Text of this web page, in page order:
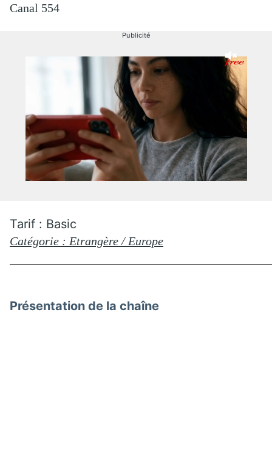
Canal 554
Publicité
Tarif : Basic
Catégorie : Etrangère / Europe
Présentation de la chaîne